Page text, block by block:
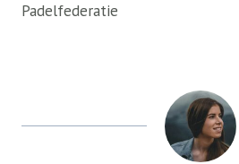
Padelfederatie